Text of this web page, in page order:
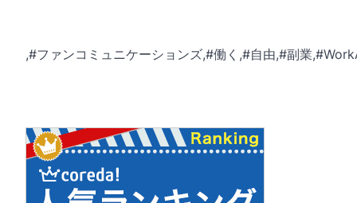
,#ファンコミュニケーションズ,#働く,#自由,#副業